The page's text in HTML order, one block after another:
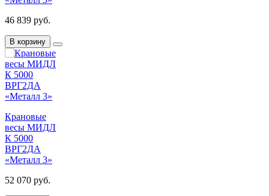
46 839 руб.
В корзину
Крановые
весы МИДЛ
К 5000
ВРГ2ДА
«Металл 3»
52 070 руб.